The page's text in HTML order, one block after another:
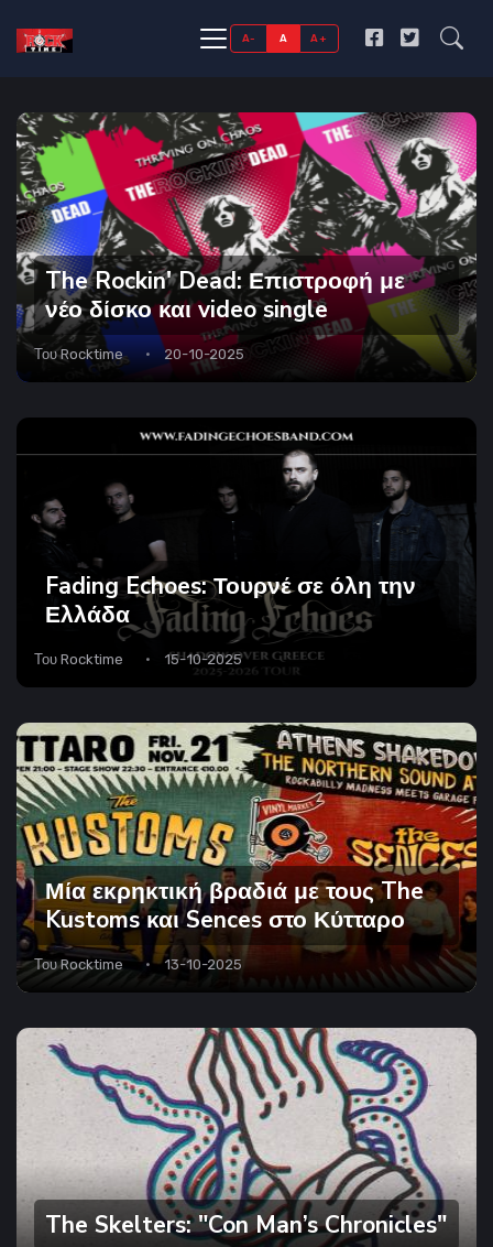
A- A A+
The Rockin' Dead: Επιστροφή με
νέο δίσκο και video single
ΤουRocktime 20-10-2025
Fading Echoes: Τουρνέ σε όλη την
Ελλάδα
Του Rocktime 15-10-2025
Μία εκρηκτική βραδιά με τους The
Kustoms και Sences στο Κύτταρο
ΤουRocktime 13-10-2025
The Skelters: "Con Man’s Chronicles"